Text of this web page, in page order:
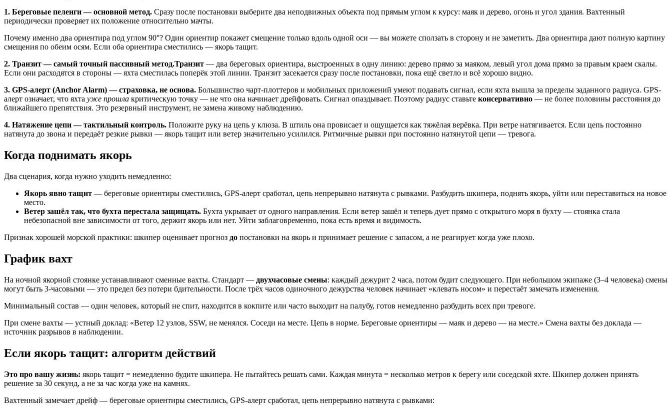
1. Береговые пеленги — основной метод. Сразу после постановки выберите два неподвижных объекта под прямым углом к курсу: маяк и дерево, огонь и угол здания. Вахтенный
периодически проверяет их положение относительно мачты.
Почему именно два ориентира под углом 90°? Один ориентир покажет смещение только вдоль одной оси — вы можете сползать в сторону и не заметить. Два ориентира дают полную картину
смещения по обеим осям. Если оба ориентира сместились — якорь тащит.
2. Транзит — самый точный пассивный метод.Транзит — два береговых ориентира, выстроенных в одну линию: дерево прямо за маяком, левый угол дома прямо за правым краем скалы.
Если они расходятся в стороны — яхта сместилась поперёк этой линии. Транзит засекается сразу после постановки, пока ещё светло и всё хорошо видно.
3. GPS-алерт (Anchor Alarm) — страховка, не основа. Большинство чарт-плоттеров и мобильных приложений умеют подавать сигнал, если яхта вышла за пределы заданного радиуса. GPS-
алерт означает, что яхта уже прошла критическую точку — не что она начинает дрейфовать. Сигнал опаздывает. Поэтому радиус ставьте консервативно — не более половины расстояния до
ближайшего препятствия. Это резервный инструмент, не замена живому наблюдению.
4. Натяжение цепи — тактильный контроль. Положите руку на цепь у клюза. В штиль она провисает и ощущается как тяжёлая верёвка. При ветре натягивается. Если цепь постоянно
натянута до звона и передаёт резкие рывки — якорь тащит или ветер значительно усилился. Ритмичные рывки при постоянно натянутой цепи — тревога.
Когда поднимать якорь
Два сценария, когда нужно уходить немедленно:
Якорь явно тащит — береговые ориентиры сместились, GPS-алерт сработал, цепь непрерывно натянута с рывками. Разбудить шкипера, поднять якорь, уйти или переставиться на новое
место.
Ветер зашёл так, что бухта перестала защищать. Бухта укрывает от одного направления. Если ветер зашёл и теперь дует прямо с открытого моря в бухту — стоянка стала
небезопасной вне зависимости от того, держит якорь или нет. Уйти заблаговременно, пока есть время и видимость.
Признак хорошей морской практики: шкипер оценивает прогноз до постановки на якорь и принимает решение с запасом, а не реагирует когда уже плохо.
График вахт
На ночной якорной стоянке устанавливают сменные вахты. Стандарт — двухчасовые смены: каждый дежурит 2 часа, потом будит следующего. При небольшом экипаже (3–4 человека) смены
могут быть 3-часовыми — это предел без потери бдительности. После трёх часов одиночного дежурства человек начинает «клевать носом» и перестаёт замечать изменения.
Минимальный состав — один человек, который не спит, находится в кокпите или часто выходит на палубу, готов немедленно разбудить всех при тревоге.
При смене вахты — устный доклад: «Ветер 12 узлов, SSW, не менялся. Соседи на месте. Цепь в норме. Береговые ориентиры — маяк и дерево — на месте.» Смена вахты без доклада —
источник разрывов в наблюдении.
Если якорь тащит: алгоритм действий
Это про вашу жизнь: якорь тащит = немедленно будите шкипера. Не пытайтесь решать сами. Каждая минута = несколько метров к берегу или соседской яхте. Шкипер должен принять
решение за 30 секунд, а не за час когда уже на камнях.
Вахтенный замечает дрейф — береговые ориентиры сместились, GPS-алерт сработал, цепь непрерывно натянута с рывками: